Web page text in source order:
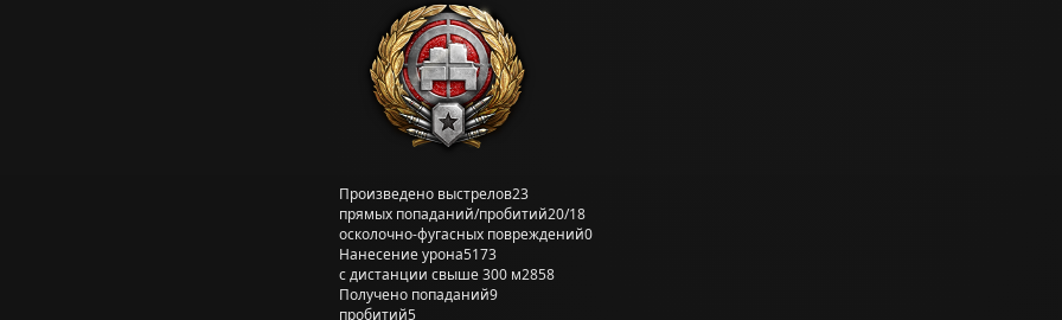
Произведено выстрелов23
прямых попаданий/пробитий20/18
осколочно-фугасных повреждений0
Нанесение урона5173
с дистанции свыше 300 м2858
Получено попаданий9
пробитий5